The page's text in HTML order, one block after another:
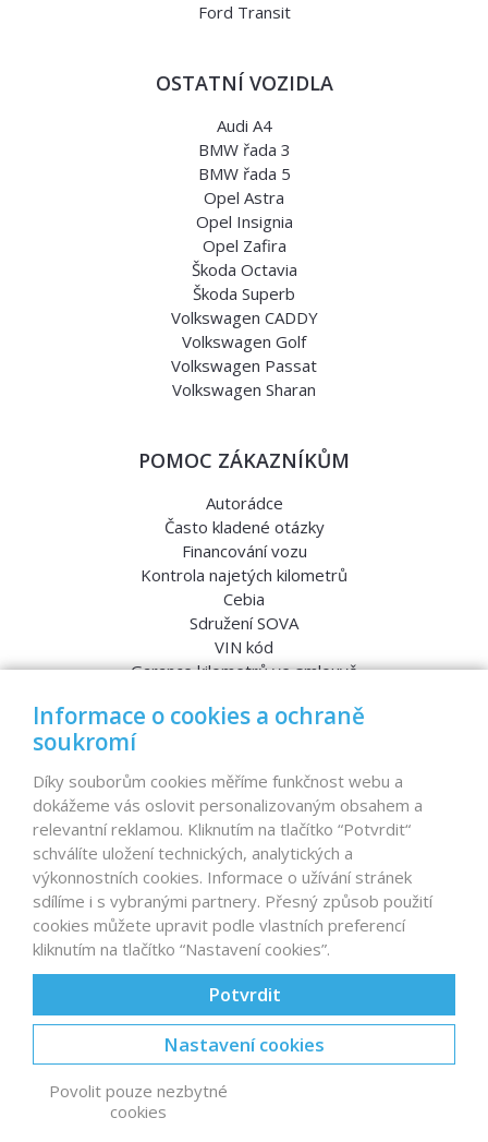
Ford Transit
OSTATNÍ VOZIDLA
Audi A4
BMW řada 3
BMW řada 5
Opel Astra
Opel Insignia
Opel Zafira
Škoda Octavia
Škoda Superb
Volkswagen CADDY
Volkswagen Golf
Volkswagen Passat
Volkswagen Sharan
POMOC ZÁKAZNÍKŮM
Autorádce
Často kladené otázky
Financování vozu
Kontrola najetých kilometrů
Cebia
Sdružení SOVA
VIN kód
Garance kilometrů ve smlouvě
Nabídka vozů
Reference
Dovoz aut na míru – pro koho je určen?
Garanční program
Prodat auto
Finance
Prodaná auta
Proč D1 CARS?
© 2026 D1 CARS s.r.o., autobazar
Meziříčí(u EXITu 146 D1)
Informace o cookies a ochraně
soukromí
Díky souborům cookies měříme funkčnost webu a
dokážeme vás oslovit personalizovaným obsahem a
relevantní reklamou. Kliknutím na tlačítko “Potvrdit“
schválíte uložení technických, analytických a
výkonnostních cookies. Informace o užívání stránek
sdílíme i s vybranými partnery. Přesný způsob použití
cookies můžete upravit podle vlastních preferencí
kliknutím na tlačítko “Nastavení cookies”.
Potvrdit
Nastavení cookies
Povolit pouze nezbytné
cookies